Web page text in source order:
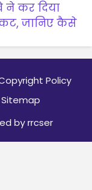
ने कर दिया
जानिए कैसे
Policy
Sitemap
by rrcser